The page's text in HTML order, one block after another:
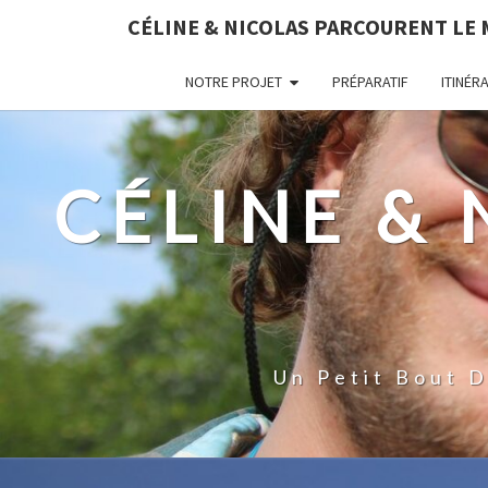
CÉLINE & NICOLAS PARCOURENT LE
NOTRE PROJET PRÉPARATIF
CÉLINE &
Un Petit Bout